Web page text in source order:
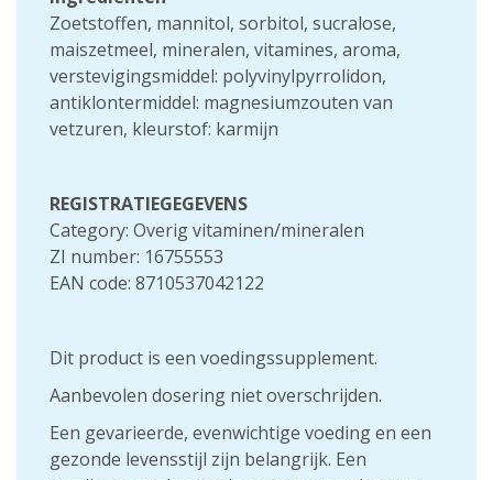
Zoetstoffen, mannitol, sorbitol, sucralose,
maiszetmeel, mineralen, vitamines, aroma,
verstevigingsmiddel: polyvinylpyrrolidon,
antiklontermiddel: magnesiumzouten van
vetzuren, kleurstof: karmijn
REGISTRATIEGEGEVENS
Category: Overig vitaminen/mineralen
ZI number: 16755553
EAN code: 8710537042122
Dit product is een voedingssupplement.
Aanbevolen dosering niet overschrijden.
Een gevarieerde, evenwichtige voeding en een
gezonde levensstijl zijn belangrijk. Een